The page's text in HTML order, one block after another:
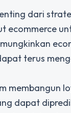
dari
terus
membangun
dapat